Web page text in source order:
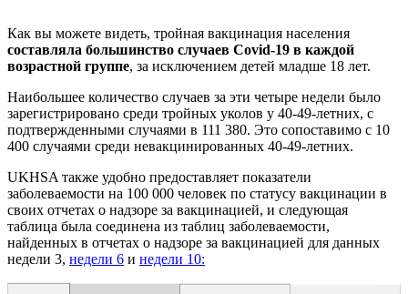
Как вы можете видеть, тройная вакцинация населения
составляла большинство случаев Covid-19 в каждой
возрастной группе, за исключением детей младше 18 лет.
Наибольшее количество случаев за эти четыре недели было
зарегистрировано среди тройных уколов у 40-49-летних, с
подтвержденными случаями в 111 380. Это сопоставимо с 10
400 случаями среди невакцинированных 40-49-летних.
UKHSA также удобно предоставляет показатели
заболеваемости на 100 000 человек по статусу вакцинации в
своих отчетах о надзоре за вакцинацией, и следующая
таблица была соединена из таблиц заболеваемости,
найденных в отчетах о надзоре за вакцинацией для данных
недели 3, недели 6 и недели 10: